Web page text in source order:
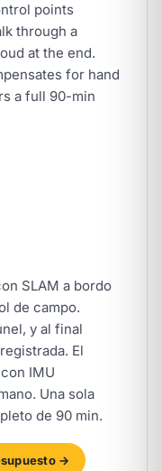
points
through a
at the end.
for hand
a full 90-min
SLAM a bordo
de campo.
y al final
El
IMU
Una sola
de 90 min.
→